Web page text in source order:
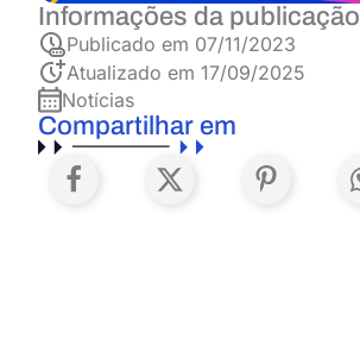
Informações da publicação
Publicado em 07/11/2023
Atualizado em 17/09/2025
Notícias
Compartilhar em